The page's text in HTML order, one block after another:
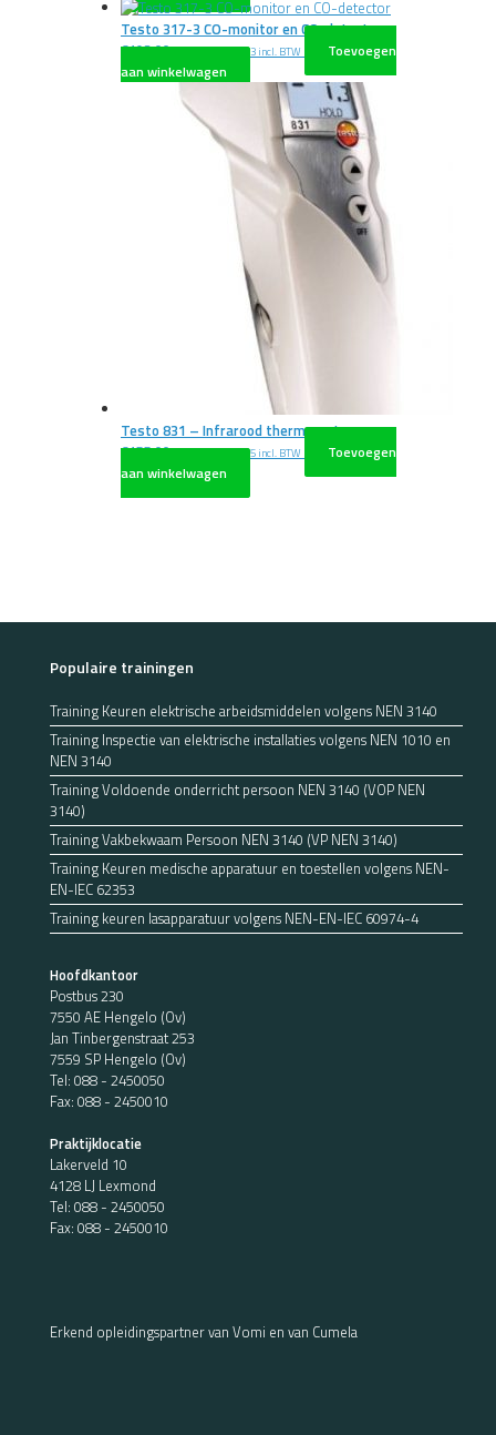
Testo 317-3 CO-monitor en CO-detector
€193,00 excl. BTW€233,53 incl. BTW
Toevoegen
aan winkelwagen
Testo 831 – Infrarood thermometer
€155,00 excl. BTW€187,55 incl. BTW
Toevoegen
aan winkelwagen
Populaire trainingen
Training Keuren elektrische arbeidsmiddelen volgens NEN 3140
Training Inspectie van elektrische installaties volgens NEN 1010 en
NEN 3140
Training Voldoende onderricht persoon NEN 3140 (VOP NEN
3140)
Training Vakbekwaam Persoon NEN 3140 (VP NEN 3140)
Training Keuren medische apparatuur en toestellen volgens NEN-
EN-IEC 62353
Training keuren lasapparatuur volgens NEN-EN-IEC 60974-4
Hoofdkantoor
Postbus 230
7550 AE Hengelo (Ov)
Jan Tinbergenstraat 253
7559 SP Hengelo (Ov)
Tel: 088 - 2450050
Fax: 088 - 2450010
Praktijklocatie
Lakerveld 10
4128 LJ Lexmond
Tel: 088 - 2450050
Fax: 088 - 2450010
Erkend opleidingspartner van Vomi en van Cumela